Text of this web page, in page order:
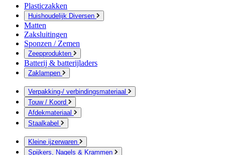
Plasticzakken
Huishoudelijk Diversen
Matten
Zaksluitingen
Sponzen / Zemen
Zeepprodukten
Batterij & batterijladers
Zaklampen
Verpakking-/ verbindingsmateriaal
Touw / Koord
Afdekmateriaal
Staalkabel
Kleine ijzerwaren
Spijkers, Nagels & Krammen